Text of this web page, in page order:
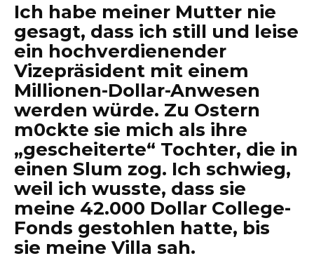
Ich habe meiner Mutter nie
gesagt, dass ich still und leise
ein hochverdienender
Vizepräsident mit einem
Millionen-Dollar-Anwesen
werden würde. Zu Ostern
m0ckte sie mich als ihre
„gescheiterte“ Tochter, die in
einen Slum zog. Ich schwieg,
weil ich wusste, dass sie
meine 42.000 Dollar College-
Fonds gestohlen hatte, bis
sie meine Villa sah.